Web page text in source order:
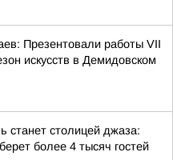
Презентовали работы VII
искусств в Демидовском
станет столицей джаза:
более 4 тысяч гостей